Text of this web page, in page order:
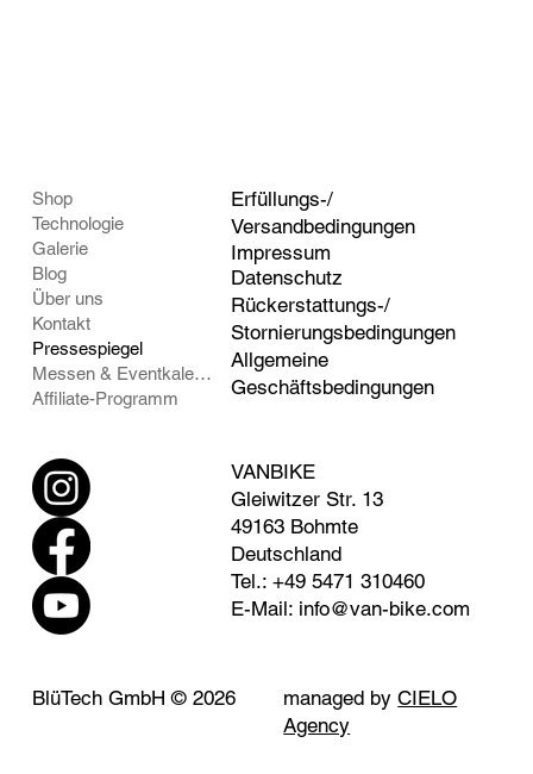
Shop
Technologie
Galerie
Blog
Über uns
Kontakt
Pressespiegel
Messen & Eventkalender
Affiliate-Programm
Impressum
Datenschutz
Erfüllungs-/
Versandbedingungen
Rückerstattungs-/
Stornierungsbedingungen
Allgemeine
Geschäftsbedingungen
VANBIKE
Gleiwitzer Str. 13
49163 Bohmte
Deutschland
Tel.: +49 5471 310460
E-Mail: info@van-bike.com
BlüTech GmbH © 2026 managed byCIELO
Agency